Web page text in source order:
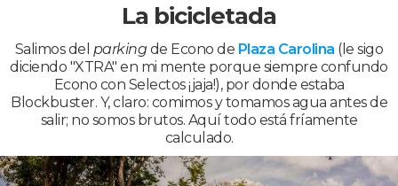
La bicicletada
Salimos del parkingde Econo de Plaza Carolina (le sigo
diciendo "XTRA" en mi mente porque siempre confundo
Econo con Selectos ¡jaja!), por donde estaba
Blockbuster. Y, claro: comimos y tomamos agua antes de
salir; no somos brutos. Aquí todo está fríamente
calculado.